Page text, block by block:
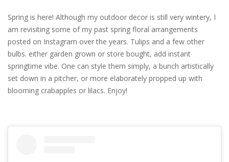
Spring is here! Although my outdoor decor is still very wintery, I
am revisiting some of my past spring floral arrangements
posted on Instagram over the years. Tulips and a few other
bulbs. either garden grown or store bought, add instant
springtime vibe. One can style them simply, a bunch artistically
set down in a pitcher, or more elaborately propped up with
blooming crabapples or lilacs. Enjoy!